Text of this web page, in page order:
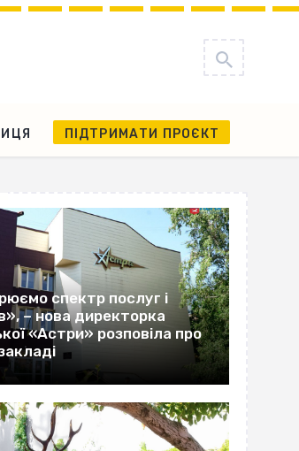
ПІДТРИМАТИ ПРОЄКТ
спектр послуг і
– нова директорка
«Астри» розповіла про